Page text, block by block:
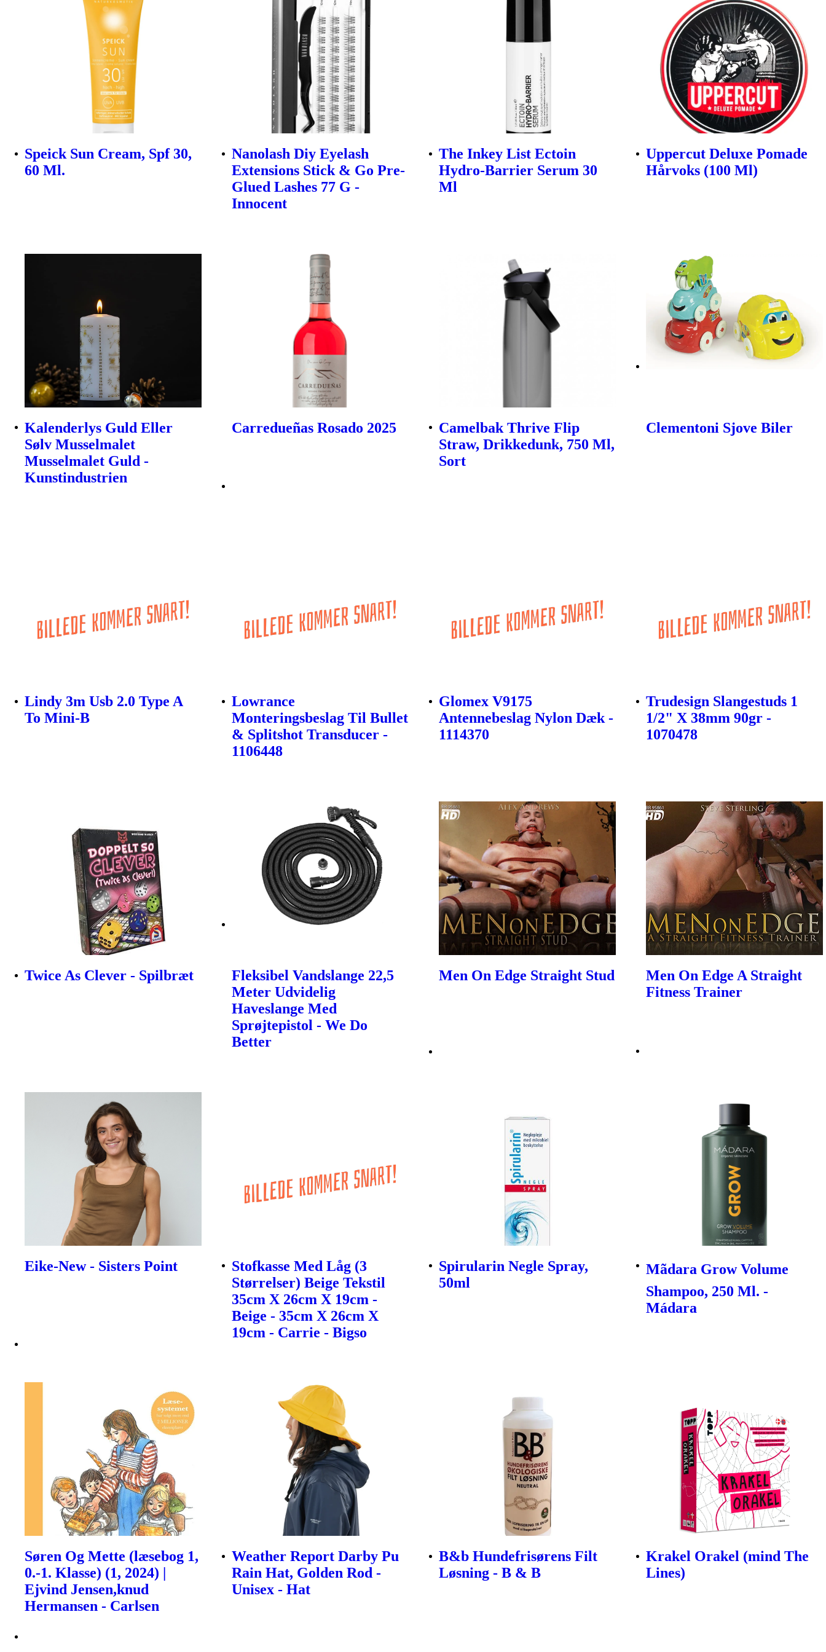
Speick Sun Cream, Spf 30,
60 Ml.
Nanolash Diy Eyelash
Extensions Stick & Go Pre-
Glued Lashes 77 G -
Innocent
The Inkey List Ectoin
Hydro-Barrier Serum 30
Ml
Uppercut Deluxe Pomade
Hårvoks (100 Ml)
Kalenderlys Guld Eller
Sølv Musselmalet
Musselmalet Guld -
Kunstindustrien
Carredueñas Rosado 2025
Camelbak Thrive Flip
Straw, Drikkedunk, 750 Ml,
Sort
Clementoni Sjove Biler
Lindy 3m Usb 2.0 Type A
To Mini-B
Lowrance
Monteringsbeslag Til Bullet
& Splitshot Transducer -
1106448
Glomex V9175
Antennebeslag Nylon Dæk -
1114370
Trudesign Slangestuds 1
1/2" X 38mm 90gr -
1070478
Twice As Clever - Spilbræt
Fleksibel Vandslange 22,5
Meter Udvidelig
Haveslange Med
Sprøjtepistol - We Do
Better
Men On Edge Straight Stud
Men On Edge A Straight
Fitness Trainer
Eike-New - Sisters Point
Stofkasse Med Låg (3
Størrelser) Beige Tekstil
35cm X 26cm X 19cm -
Beige - 35cm X 26cm X
19cm - Carrie - Bigso
Spirularin Negle Spray,
50ml
Mãdara Grow Volume
Shampoo, 250 Ml. -
Mádara
Søren Og Mette (læsebog 1,
0.-1. Klasse) (1, 2024) |
Ejvind Jensen,knud
Hermansen - Carlsen
Weather Report Darby Pu
Rain Hat, Golden Rod -
Unisex - Hat
B&b Hundefrisørens Filt
Løsning - B & B
Krakel Orakel (mind The
Lines)